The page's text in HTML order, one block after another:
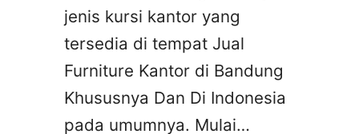
jenis kursi kantor yang
tersedia di tempat Jual
Furniture Kantor di Bandung
Khususnya Dan Di Indonesia
pada umumnya. Mulai…